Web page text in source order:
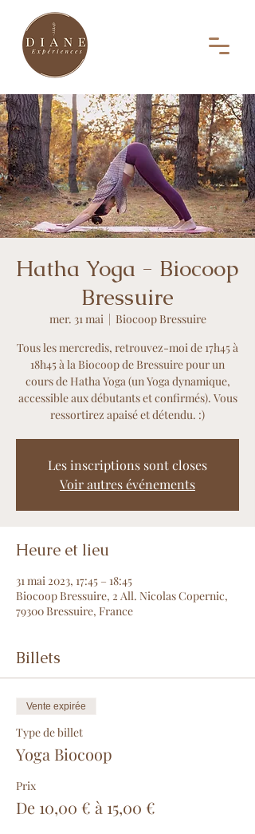
Hatha Yoga - Biocoop
Bressuire
mer. 31 mai
  |
Biocoop Bressuire
Tous les mercredis, retrouvez-moi de 17h45 à
18h45 à la Biocoop de Bressuire pour un
cours de Hatha Yoga (un Yoga dynamique,
accessible aux débutants et confirmés). Vous
ressortirez apaisé et détendu. :)
Les inscriptions sont closes
Voir autres événements
Heure et lieu
31 mai 2023, 17:45 – 18:45
Biocoop Bressuire, 2 All. Nicolas Copernic,
79300 Bressuire, France
Billets
Vente expirée
Type de billet
Yoga Biocoop
Prix
De 10,00 € à 15,00 €